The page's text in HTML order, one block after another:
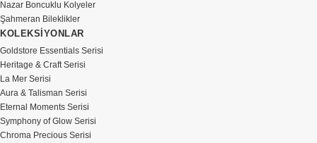
Nazar Boncuklu Kolyeler
Şahmeran Bileklikler
KOLEKSİYONLAR
Goldstore Essentials Serisi
Heritage & Craft Serisi
La Mer Serisi
Aura & Talisman Serisi
Eternal Moments Serisi
Symphony of Glow Serisi
Chroma Precious Serisi